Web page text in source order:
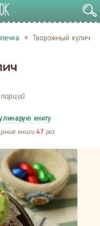
Творожный кулич
книгу
книги 47 раз